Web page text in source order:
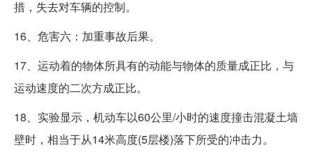
措，失去对车辆的控制。
16、危害六：加重事故后果。
17、运动着的物体所具有的动能与物体的质量成正比，与
运动速度的二次方成正比。
18、实验显示，机动车以60公里/小时的速度撞击混凝土墙
壁时，相当于从14米高度(5层楼)落下所受的冲击力。